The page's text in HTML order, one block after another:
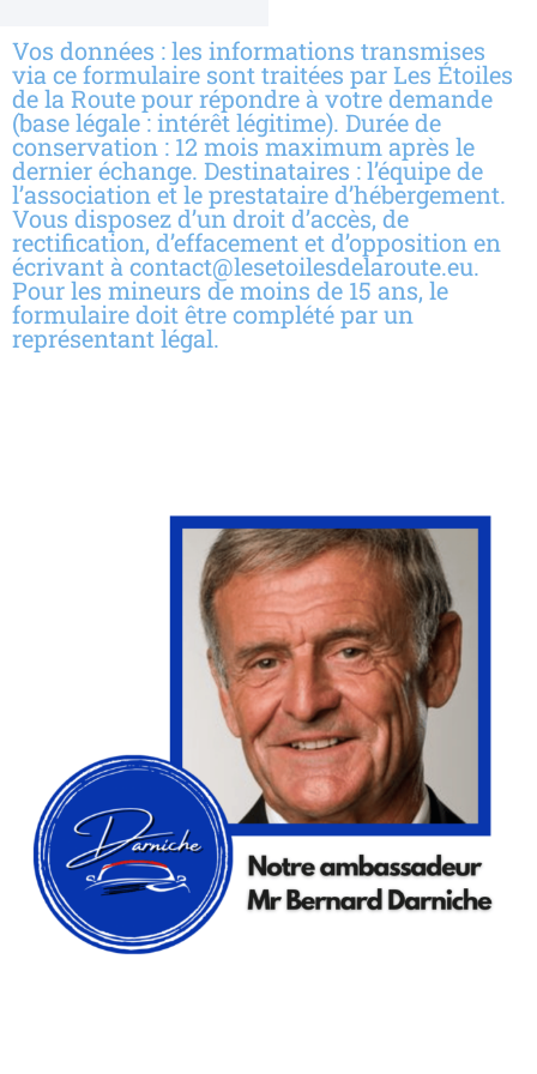
Vos données : les informations transmises
via ce formulaire sont traitées par Les Étoiles
de la Route pour répondre à votre demande
(base légale : intérêt légitime). Durée de
conservation : 12 mois maximum après le
dernier échange. Destinataires : l’équipe de
l’association et le prestataire d’hébergement.
Vous disposez d’un droit d’accès, de
rectification, d’effacement et d’opposition en
écrivant à contact@lesetoilesdelaroute.eu.
Pour les mineurs de moins de 15 ans, le
formulaire doit être complété par un
représentant légal.